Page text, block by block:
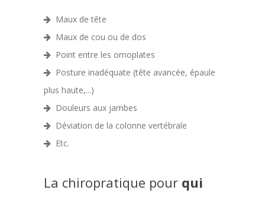
Maux de tête
Maux de cou ou de dos
Point entre les omoplates
Posture inadéquate (tête avancée, épaule
plus haute,...)
Douleurs aux jambes
Déviation de la colonne vertébrale
Etc.
La chiropratique pour qui